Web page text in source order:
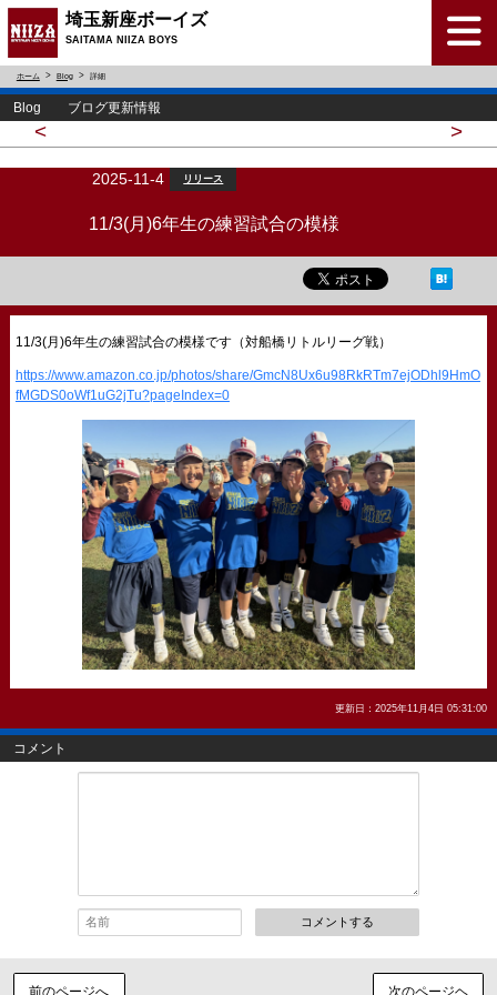
埼玉新座ボーイズ
SAITAMA NIIZA BOYS
ホーム Blog 詳細
Blog ブログ更新情報
< >
2025-11-4 リリース
11/3(月)6年生の練習試合の模様
11/3(月)6年生の練習試合の模様です（対船橋リトルリーグ戦）
https://www.amazon.co.jp/photos/share/GmcN8Ux6u98RkRTm7ejODhl9HmO
fMGDS0oWf1uG2jTu?pageIndex=0
更新日：2025年11月4日 05:31:00
コメント
コメントする
前のページへ 次のページヘ